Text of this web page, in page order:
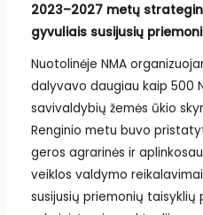
2023–2027 metų
gyvuliais susijusių
Nuotolinėje NMA
dalyvavo daugiau kaip 500
savivaldybių žemės ūkio
Renginio metu buvo
geros agrarinės ir
veiklos valdymo
susijusių priemonių taisyklių